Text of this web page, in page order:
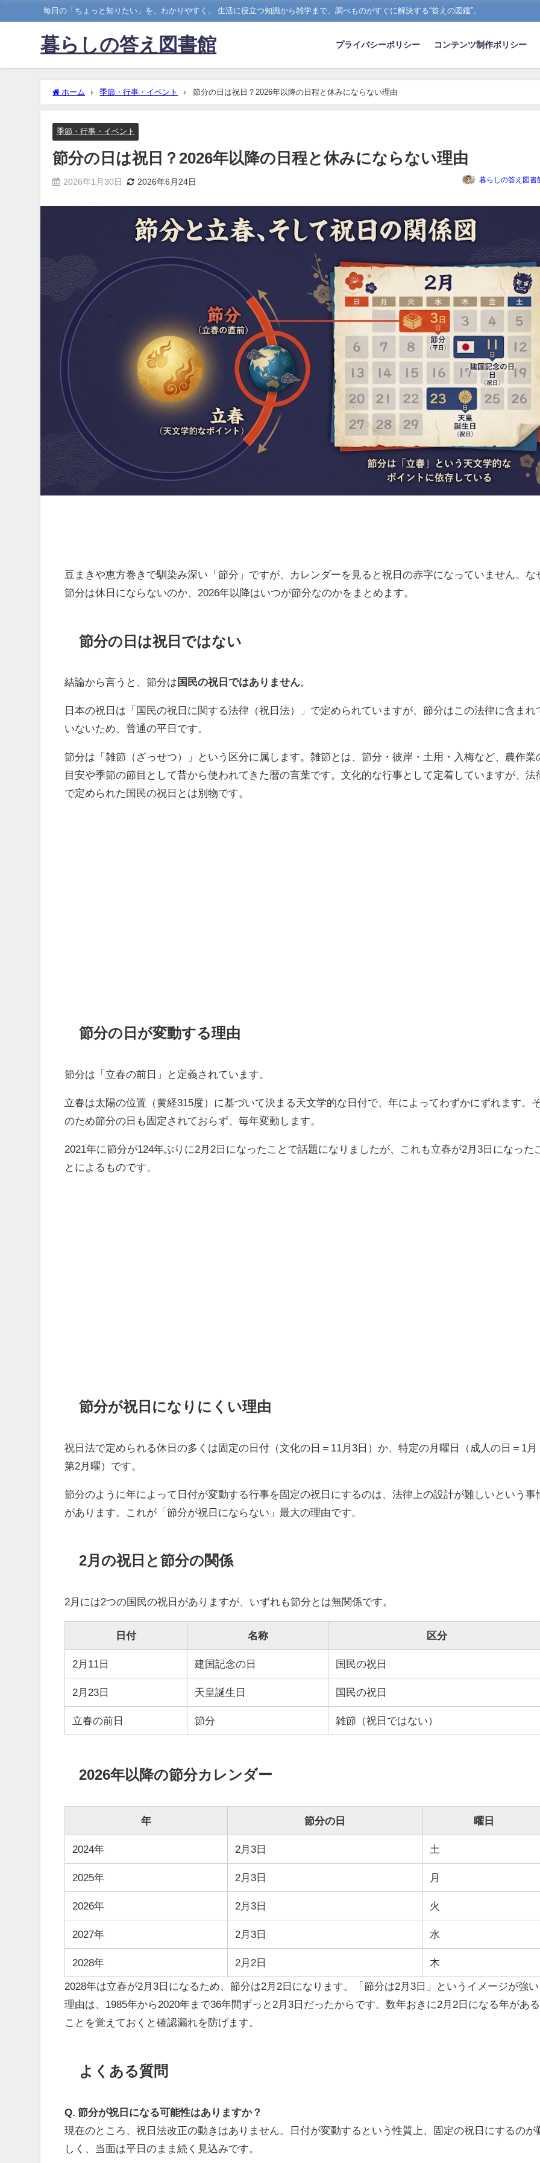
毎日の「ちょっと知りたい」を、わかりやすく。 生活に役立つ知識から雑学まで、調べものがすぐに解決する“答えの図鑑”。
暮らしの答え図書館 プライバシーポリシー コンテンツ制作ポリシー
ホーム 季節・行事・イベント 節分の日は祝日？2026年以降の日程と休みにならない理由
季節・行事・イベント
節分の日は祝日？2026年以降の日程と休みにならない理由
2026年1月30日 2026年6月24日 暮らしの答え図書
豆まきや恵方巻きで馴染み深い「節分」ですが、カレンダーを見ると祝日の赤字になっていません。な
節分は休日にならないのか、2026年以降はいつが節分なのかをまとめます。
節分の日は祝日ではない
結論から言うと、節分は 国民の祝日ではありません
日本の祝日は「国民の祝日に関する法律（祝日法）」で定められていますが、節分はこの法律に含まれ
いないため、普通の平日です。
節分は「雑節（ざっせつ）」という区分に属します。雑節とは、節分・彼岸・土用・入梅など、農作業
目安や季節の節目として昔から使われてきた暦の言葉です。文化的な行事として定着していますが、法
で定められた国民の祝日とは別物です。
節分の日が変動する理由
節分は「立春の前日」と定義されています。
立春は太陽の位置（黄経315度）に基づいて決まる天文学的な日付で、年によってわずかにずれます。
のため節分の日も固定されておらず、毎年変動します。
2021年に節分が124年ぶりに2月2日になったことで話題になりましたが、これも立春が2月3日になった
とによるものです。
節分が祝日になりにくい理由
祝日法で定められる休日の多くは固定の日付（文化の日＝11月3日）か、特定の月曜日（成人の日＝1月
第2月曜）です。
節分のように年によって日付が変動する行事を固定の祝日にするのは、法律上の設計が難しいという事
があります。これが「節分が祝日にならない」最大の理由です。
2月の祝日と節分の関係
2月には2つの国民の祝日がありますが、いずれも節分とは無関係です。
日付 名称 区分
2月11日 建国記念の日 国民の祝日
2月23日 天皇誕生日 国民の祝日
立春の前日 節分 雑節（祝日ではない）
2026年以降の節分カレンダー
年 節分の日 曜日
2024年 2月3日 土
2025年 2月3日 月
2026年 2月3日 火
2027年 2月3日 水
2028年 2月2日 木
2028年は立春が2月3日になるため、節分は2月2日になります。「節分は2月3日」というイメージが強い
理由は、1985年から2020年まで36年間ずっと2月3日だったからです。数年おきに2月2日になる年がある
ことを覚えておくと確認漏れを防げます。
よくある質問
Q. 節分が祝日になる可能性はありますか？
現在のところ、祝日法改正の動きはありません。日付が変動するという性質上、固定の祝日にするのが
しく、当面は平日のまま続く見込みです。